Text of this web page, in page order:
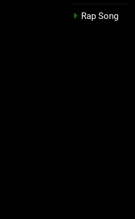
Rap Song